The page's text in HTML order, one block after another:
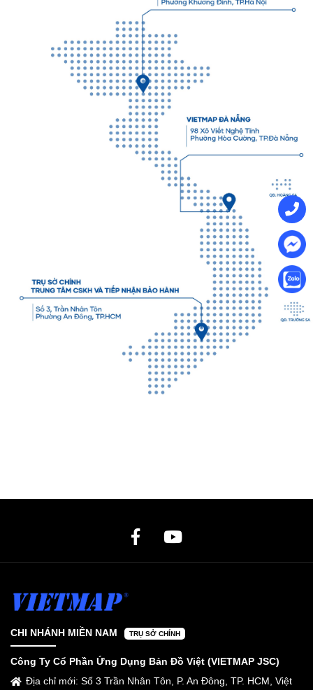
CHI NHÁNH MIỀN NAM TRỤ SỞ CHÍNH
Công Ty Cổ Phần Ứng Dụng Bản Đồ Việt (VIETMAP JSC)
Địa chỉ mới: Số 3 Trần Nhân Tôn, P. An Đông, TP. HCM, Việt